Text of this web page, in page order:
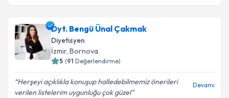
Dyt. Bengü Ünal Çakmak
Diyetisyen
İzmir, Bornova
5 (91 Değerlendirme)
Herşeyi açıklıkla konuşup halledebilmemiz önerileri
verilen listelerim uygunluğu çok güzel
Devamı